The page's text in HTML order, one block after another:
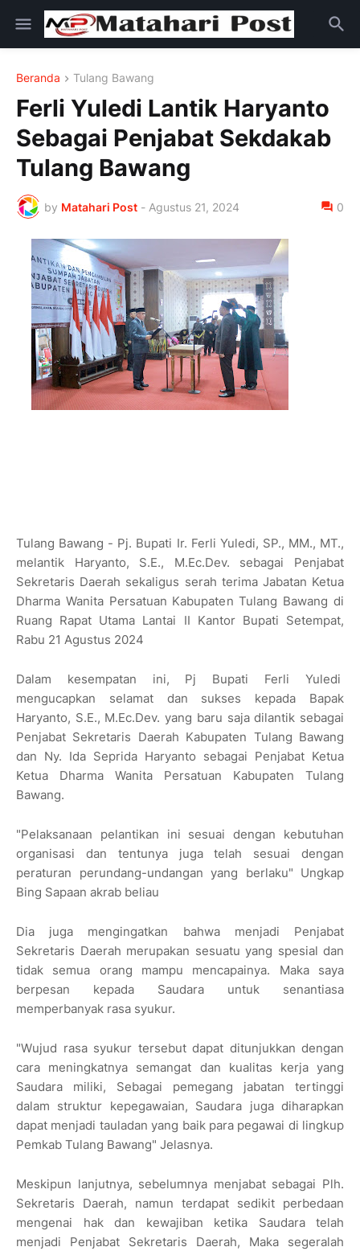
Beranda Tulang Bawang
Ferli Yuledi Lantik Haryanto
Sebagai Penjabat Sekdakab
Tulang Bawang
by Matahari Post - Agustus 21, 2024 0
Tulang Bawang - Pj. Bupati Ir. Ferli Yuledi, SP., MM., MT.,
melantik Haryanto, S.E., M.Ec.Dev. sebagai Penjabat
Sekretaris Daerah sekaligus serah terima Jabatan Ketua
Dharma Wanita Persatuan Kabupaten Tulang Bawang di
Ruang Rapat Utama Lantai II Kantor Bupati Setempat,
Rabu 21 Agustus 2024
Dalam kesempatan ini, Pj Bupati Ferli Yuledi
mengucapkan selamat dan sukses kepada Bapak
Haryanto, S.E., M.Ec.Dev. yang baru saja dilantik sebagai
Penjabat Sekretaris Daerah Kabupaten Tulang Bawang
dan Ny. Ida Seprida Haryanto sebagai Penjabat Ketua
Ketua Dharma Wanita Persatuan Kabupaten Tulang
Bawang.
"Pelaksanaan pelantikan ini sesuai dengan kebutuhan
organisasi dan tentunya juga telah sesuai dengan
peraturan perundang-undangan yang berlaku" Ungkap
Bing Sapaan akrab beliau
Dia juga mengingatkan bahwa menjadi Penjabat
Sekretaris Daerah merupakan sesuatu yang spesial dan
tidak semua orang mampu mencapainya. Maka saya
berpesan kepada Saudara untuk senantiasa
memperbanyak rasa syukur.
"Wujud rasa syukur tersebut dapat ditunjukkan dengan
cara meningkatnya semangat dan kualitas kerja yang
Saudara miliki, Sebagai pemegang jabatan tertinggi
dalam struktur kepegawaian, Saudara juga diharapkan
dapat menjadi tauladan yang baik para pegawai di lingkup
Pemkab Tulang Bawang" Jelasnya.
Meskipun lanjutnya, sebelumnya menjabat sebagai Plh.
Sekretaris Daerah, namun terdapat sedikit perbedaan
mengenai hak dan kewajiban ketika Saudara telah
menjadi Penjabat Sekretaris Daerah, Maka segeralah